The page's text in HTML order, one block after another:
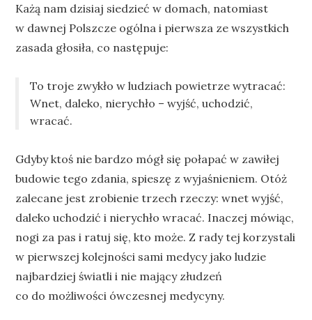
Każą nam dzisiaj siedzieć w domach, natomiast
w dawnej Polszcze ogólna i pierwsza ze wszystkich
zasada głosiła, co następuje:
To troje zwykło w ludziach powietrze wytracać:
Wnet, daleko, nierychło – wyjść, uchodzić,
wracać.
Gdyby ktoś nie bardzo mógł się połapać w zawiłej
budowie tego zdania, spieszę z wyjaśnieniem. Otóż
zalecane jest zrobienie trzech rzeczy: wnet wyjść,
daleko uchodzić i nierychło wracać. Inaczej mówiąc,
nogi za pas i ratuj się, kto może. Z rady tej korzystali
w pierwszej kolejności sami medycy jako ludzie
najbardziej światli i nie mający złudzeń
co do możliwości ówczesnej medycyny.